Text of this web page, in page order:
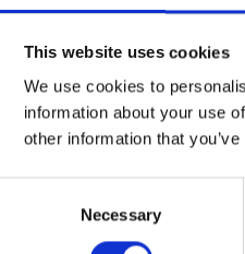
This website uses cookies
We use cookies to
information about your use
other information that
Necessary
Finns i butik
Lägg till i favoriter